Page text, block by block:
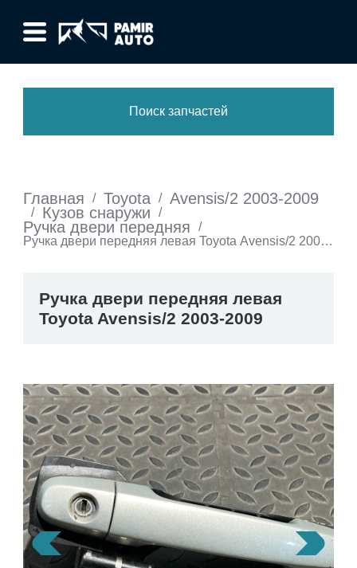
Поиск запчастей
Главная / Toyota / Avensis/2 2003-2009
/ Кузов снаружи /
Ручка двери передняя
/
Ручка двери передняя левая Toyota Avensis/2 2003-
Ручка двери передняя левая
Toyota Avensis/2 2003-2009